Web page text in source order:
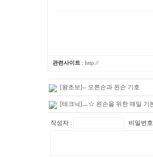
관련사이트 : http://
[왕초보]-- 오른손과 왼손 기호
[테크닉]ㅡ☆ 왼손을 위한 매일 기
작성자 : 비밀번